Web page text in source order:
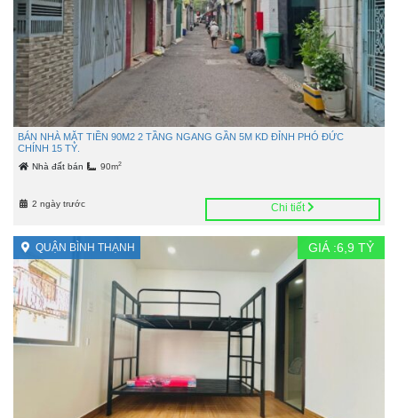
BÁN NHÀ MẶT TIỀN 90M2 2 TẦNG NGANG GẦN 5M KD ĐỈNH PHÓ ĐỨC
CHÍNH 15 TỶ.
Nhà đất bán 90m2
2 ngày trước Chi tiết
QUẬN BÌNH THẠNH GIÁ :6,9 TỶ